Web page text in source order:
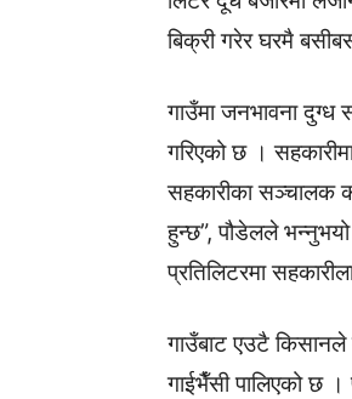
बिक्री गरेर घरमै
गाउँमा जनभावना दुग्ध
गरिएको छ ।
सहकारीका सञ्चालक
हुन्छ”, पौडेलले
प्रतिलिटरमा
गाउँबाट एउटै
गाईभैँसी पालिएको छ